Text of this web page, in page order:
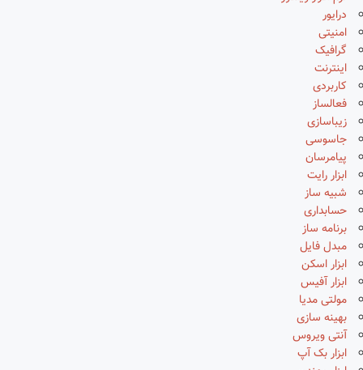
درایور
امنیتی
گرافیک
اینترنت
کاربردی
فعالساز
زیباسازی
جاسوسی
پیامرسان
ابزار رایت
شبیه ساز
حسابداری
برنامه ساز
مبدل فایل
ابزار اسکن
ابزار آفیس
مولتی مدیا
بهینه سازی
آنتی ویروس
ابزار بک آپ